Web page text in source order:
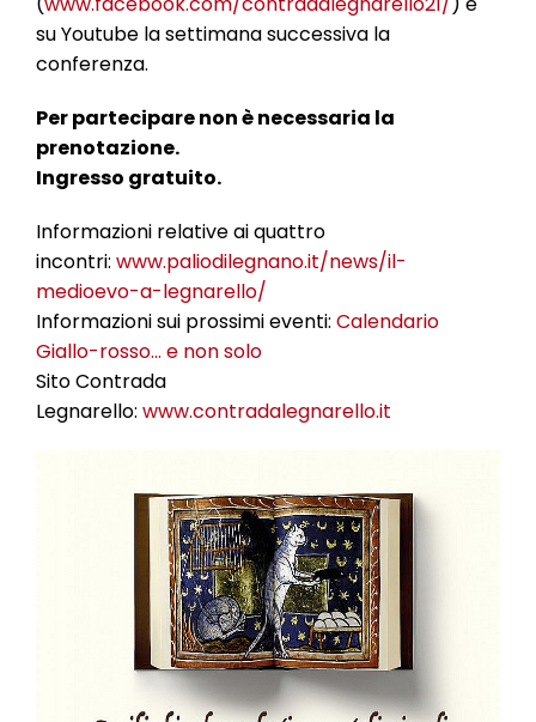
su Youtube la settimana successiva la
conferenza.
Per partecipare non è necessaria la
prenotazione.
Ingresso gratuito.
Informazioni relative ai quattro
incontri: www.paliodilegnano.it/news/il-
medioevo-a-legnarello/
Informazioni sui prossimi eventi: Calendario
Giallo-rosso… e non solo
Sito Contrada
Legnarello: www.contradalegnarello.it